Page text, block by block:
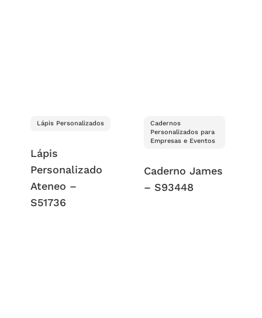
Lápis Personalizados
Lápis
Personalizado
Ateneo –
S51736
Cadernos
Personalizados para
Empresas e Eventos
Caderno James
– S93448